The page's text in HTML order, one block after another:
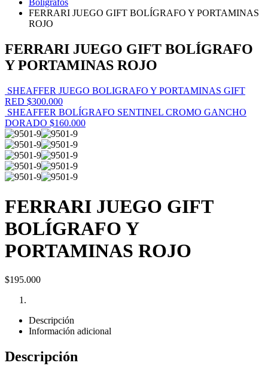
Bolígrafos
FERRARI JUEGO GIFT BOLÍGRAFO Y PORTAMINAS
ROJO
FERRARI JUEGO GIFT BOLÍGRAFO
Y PORTAMINAS ROJO
SHEAFFER JUEGO BOLIGRAFO Y PORTAMINAS GIFT
RED $300.000
SHEAFFER BOLÍGRAFO SENTINEL CROMO GANCHO
DORADO $160.000
FERRARI JUEGO GIFT
BOLÍGRAFO Y
PORTAMINAS ROJO
$195.000
Descripción
Información adicional
Descripción